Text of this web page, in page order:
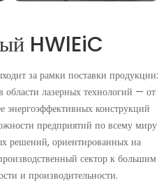
HWlEiC
за рамки поставки продукции:
лазерных технологий — от
энергоэффективных конструкций
предприятий по всему миру
решений, ориентированных на
сектор к большим
и производительности.